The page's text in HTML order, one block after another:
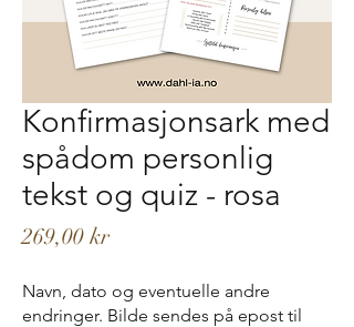
Konfirmasjonsark med
spådom personlig
tekst og quiz - rosa
269,00 krPris
Navn, dato og eventuelle andre
endringer. Bilde sendes på epost til